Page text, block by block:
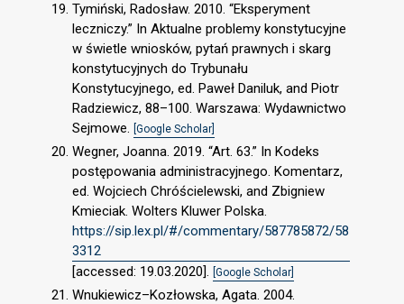
Tymiński, Radosław. 2010. “Eksperyment
leczniczy.” In Aktualne problemy konstytucyjne
w świetle wniosków, pytań prawnych i skarg
konstytucyjnych do Trybunału
Konstytucyjnego, ed. Paweł Daniluk, and Piotr
Radziewicz, 88–100. Warszawa: Wydawnictwo
Sejmowe. [Google Scholar]
Wegner, Joanna. 2019. “Art. 63.” In Kodeks
postępowania administracyjnego. Komentarz,
ed. Wojciech Chróścielewski, and Zbigniew
Kmieciak. Wolters Kluwer Polska.
https://sip.lex.pl/#/commentary/587785872/58
3312
[accessed: 19.03.2020]. [Google Scholar]
Wnukiewicz–Kozłowska, Agata. 2004.